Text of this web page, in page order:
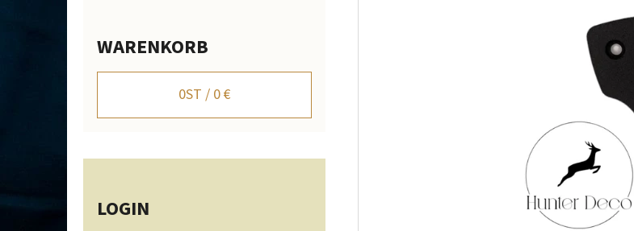
WARENKORB
0ST / 0 €
LOGIN
WANDHALTER FÜR HIRSCHGEWEIH MIT
BERGSILHOUETTE - VERSTELLBAR